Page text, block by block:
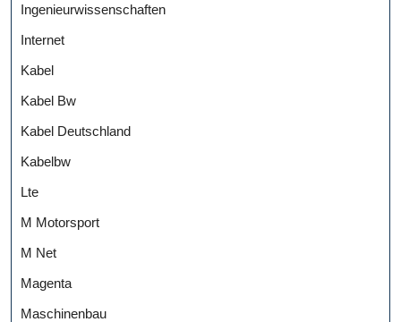
Ingenieurwissenschaften
Internet
Kabel
Kabel Bw
Kabel Deutschland
Kabelbw
Lte
M Motorsport
M Net
Magenta
Maschinenbau